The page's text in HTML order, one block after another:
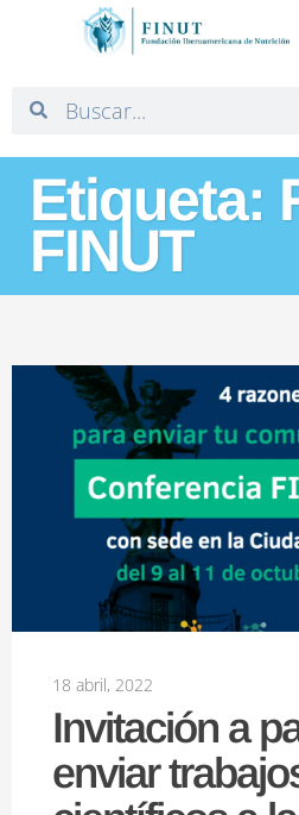
Etiqueta:
FINUT
18 abril, 2022
Invitación a
enviar